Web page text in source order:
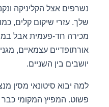
נשרפים אצל הקליניקה
שלך. עזרי שיקום קלים, כמו
מכירה חד-פעמית אבל
אורתופדיים עצמאיים,
יושבים בין השניים.
למה יבוא סיטונאי מסין
פשוט. המפיץ המקומי